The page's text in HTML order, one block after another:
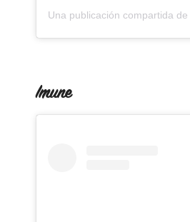
Imune